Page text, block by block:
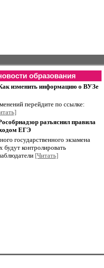
образования
изменить информацию о ВУЗе
перейдите по ссылке:
разъяснил правила
ЕГЭ
государственного экзамена
будут контролировать
[Читать]